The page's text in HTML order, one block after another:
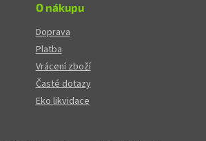
O nákupu
Doprava
Platba
Vrácení zboží
Časté dotazy
Eko likvidace